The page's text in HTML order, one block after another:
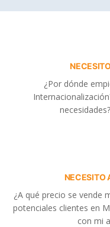
¿Por dónde
NECESITO
¿A qué precio se vende
potenciales clientes en
con mi
¡Hola, soy Astu
ayudarte con la
tu empresa e
eventos y